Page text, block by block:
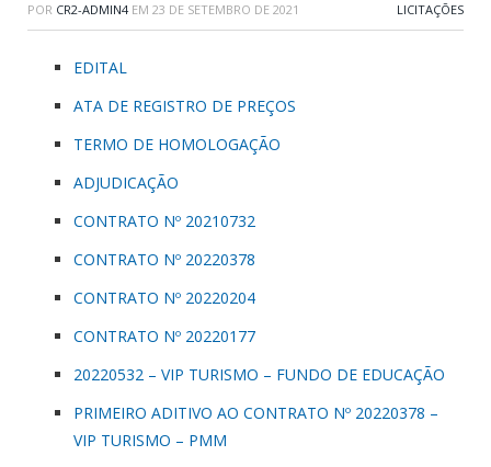
POR CR2-ADMIN4 EM 23 DE SETEMBRO DE 2021 LICITAÇÕES
EDITAL
ATA DE REGISTRO DE PREÇOS
TERMO DE HOMOLOGAÇÃO
ADJUDICAÇÃO
CONTRATO Nº 20210732
CONTRATO Nº 20220378
CONTRATO Nº 20220204
CONTRATO Nº 20220177
20220532 – VIP TURISMO – FUNDO DE EDUCAÇÃO
PRIMEIRO ADITIVO AO CONTRATO Nº 20220378 –
VIP TURISMO – PMM